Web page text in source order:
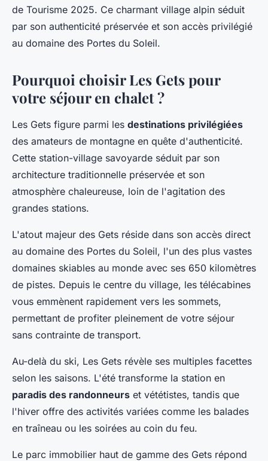
Clément•12 décembre 2025•7 min de lecture
de Tourisme 2025. Ce charmant village alpin séduit
par son authenticité préservée et son accès privilégié
au domaine des Portes du Soleil.
Pourquoi choisir Les Gets pour
votre séjour en chalet ?
Les Gets figure parmi les destinations privilégiées
des amateurs de montagne en quête d'authenticité.
Cette station-village savoyarde séduit par son
architecture traditionnelle préservée et son
atmosphère chaleureuse, loin de l'agitation des
grandes stations.
L'atout majeur des Gets réside dans son accès direct
au domaine des Portes du Soleil, l'un des plus vastes
domaines skiables au monde avec ses 650 kilomètres
de pistes. Depuis le centre du village, les télécabines
vous emmènent rapidement vers les sommets,
permettant de profiter pleinement de votre séjour
sans contrainte de transport.
Au-delà du ski, Les Gets révèle ses multiples facettes
selon les saisons. L'été transforme la station en
paradis des randonneurs et vététistes, tandis que
l'hiver offre des activités variées comme les balades
en traîneau ou les soirées au coin du feu.
Le parc immobilier haut de gamme des Gets répond